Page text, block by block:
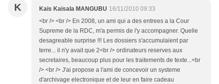
K Kais Kaisala MANGUBU 16/11/2010 09:33
<br /> <br /> En 2008, un ami qui a des entrees a la Cour
Supreme de la RDC, m'a permis de l'y accompagner. Quelle
desagreable surprise !!! Les dossiers s'accumulaient par
terre... il n'y avait que 2<br /> ordinateurs reserves aux
secretaires, beaucoup plus pour les traitements de texte...<br
/> <br /> J'ai propose a l'ami de concevoir un systeme
d'archivage electronique et de leur en faire cadeau